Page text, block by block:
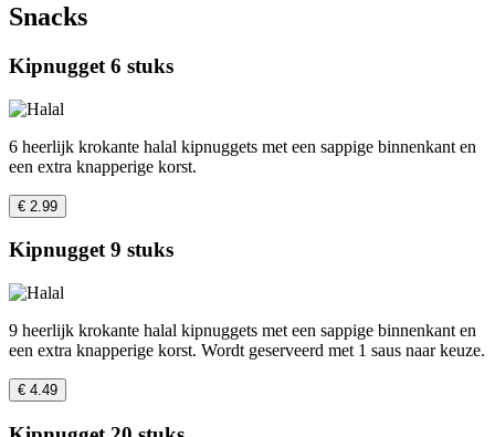
Snacks
Kipnugget 6 stuks
6 heerlijk krokante halal kipnuggets met een sappige binnenkant en
een extra knapperige korst.
€ 2.99
Kipnugget 9 stuks
9 heerlijk krokante halal kipnuggets met een sappige binnenkant en
een extra knapperige korst. Wordt geserveerd met 1 saus naar keuze.
€ 4.49